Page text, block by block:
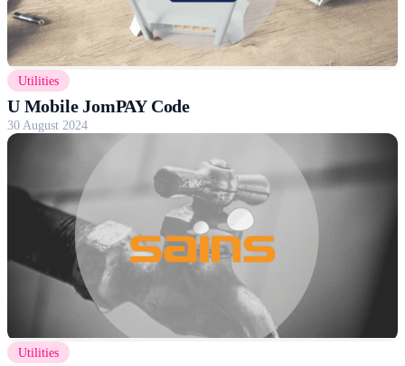
Utilities
U Mobile JomPAY Code
30 August 2024
Utilities